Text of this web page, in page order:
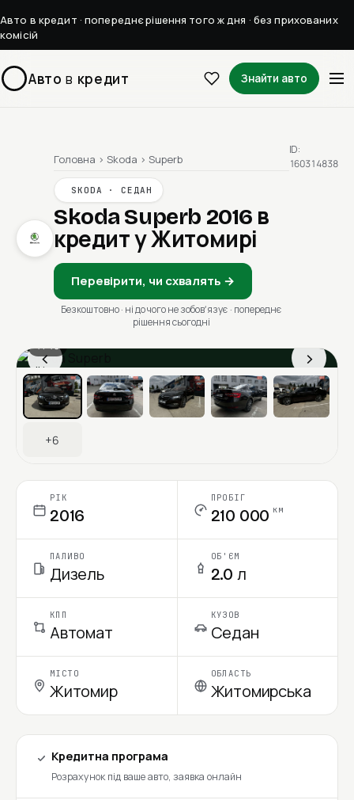
Авто в кредит · попереднє рішення того ж дня · без прихованих
комісій
Авто в кредит Знайти авто
Головна › Skoda › Superb
SKODA · СЕДАН
Skoda Superb 2016 в
кредит у Житомирі
Перевірити, чи схвалять →
Безкоштовно · ні до чого не зобовʼязує · попереднє
рішення сьогодні
ID:
160314838
‹ ›
1 / 13
Ціна в місяць
+6
РІК
2016
ПРОБІГ
210 000 км
ПАЛИВО
Дизель
ОБ'ЄМ
2.0 л
КПП
Автомат
КУЗОВ
Седан
МІСТО
Житомир
ОБЛАСТЬ
Житомирська
Кредитна програма
Розрахунок під ваше авто, заявка онлайн